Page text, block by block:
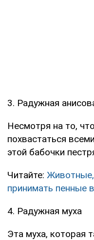
3. Радужная
Несмотря на то,
похвастаться
этой бабочки
Читайте:
принимать пенные
4. Радужная муха
Эта муха, которая